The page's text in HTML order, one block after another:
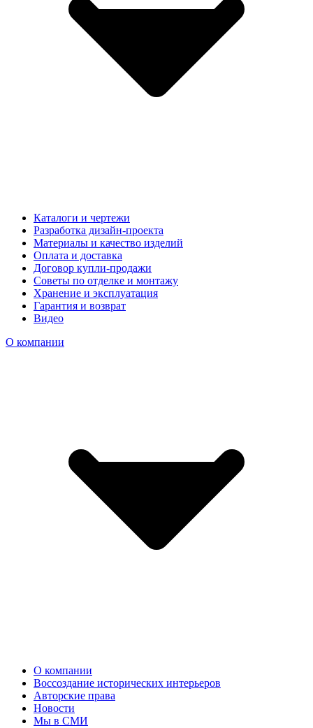
Каталоги и чертежи
Разработка дизайн-проекта
Материалы и качество изделий
Оплата и доставка
Договор купли-продажи
Советы по отделке и монтажу
Хранение и эксплуатация
Гарантия и возврат
Видео
О компании
О компании
Воссоздание исторических интерьеров
Авторские права
Новости
Мы в СМИ